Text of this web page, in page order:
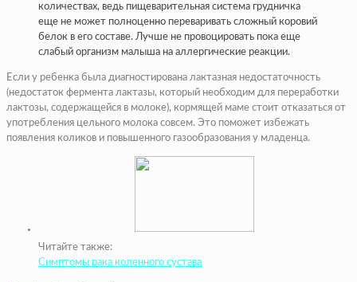
количествах, ведь пищеварительная система грудничка
еще не может полноценно переваривать сложный коровий
белок в его составе. Лучше не провоцировать пока еще
слабый организм малыша на аллергические реакции.
Если у ребенка была диагностирована лактазная недостаточность
(недостаток фермента лактазы, который необходим для переработки
лактозы, содержащейся в молоке), кормящей маме стоит отказаться от
употребления цельного молока совсем. Это поможет избежать
появления коликов и повышенного газообразования у младенца.
Читайте также:
Симптомы рака коленного сустава